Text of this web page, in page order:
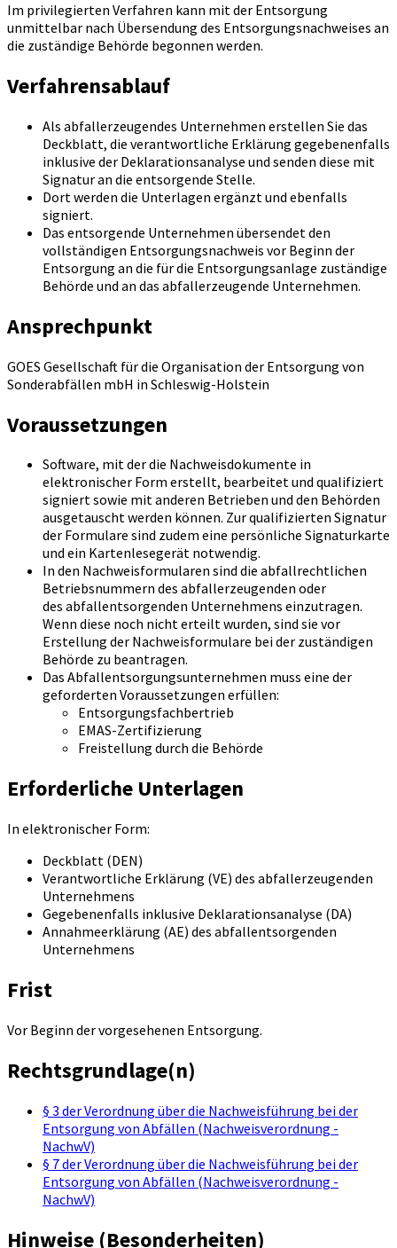
Im privilegierten Verfahren kann mit der Entsorgung
unmittelbar nach Übersendung des Entsorgungsnachweises an
die zuständige Behörde begonnen werden.
Verfahrensablauf
Als abfallerzeugendes Unternehmen erstellen Sie das
Deckblatt, die verantwortliche Erklärung gegebenenfalls
inklusive der Deklarationsanalyse und senden diese mit
Signatur an die entsorgende Stelle.
Dort werden die Unterlagen ergänzt und ebenfalls
signiert.
Das entsorgende Unternehmen übersendet den
vollständigen Entsorgungsnachweis vor Beginn der
Entsorgung an die für die Entsorgungsanlage zuständige
Behörde und an das abfallerzeugende Unternehmen.
Ansprechpunkt
GOES Gesellschaft für die Organisation der Entsorgung von
Sonderabfällen mbH in Schleswig-Holstein
Voraussetzungen
Software, mit der die Nachweisdokumente in
elektronischer Form erstellt, bearbeitet und qualifiziert
signiert sowie mit anderen Betrieben und den Behörden
ausgetauscht werden können. Zur qualifizierten Signatur
der Formulare sind zudem eine persönliche Signaturkarte
und ein Kartenlesegerät notwendig.
In den Nachweisformularen sind die abfallrechtlichen
Betriebsnummern des abfallerzeugenden oder
des abfallentsorgenden Unternehmens einzutragen.
Wenn diese noch nicht erteilt wurden, sind sie vor
Erstellung der Nachweisformulare bei der zuständigen
Behörde zu beantragen.
Das Abfallentsorgungsunternehmen muss eine der
geforderten Voraussetzungen erfüllen:
Entsorgungsfachbertrieb
EMAS-Zertifizierung
Freistellung durch die Behörde
Erforderliche Unterlagen
In elektronischer Form:
Deckblatt (DEN)
Verantwortliche Erklärung (VE) des abfallerzeugenden
Unternehmens
Gegebenenfalls inklusive Deklarationsanalyse (DA)
Annahmeerklärung (AE) des abfallentsorgenden
Unternehmens
Frist
Vor Beginn der vorgesehenen Entsorgung.
Rechtsgrundlage(n)
§ 3 der Verordnung über die Nachweisführung bei der
Entsorgung von Abfällen (Nachweisverordnung -
NachwV)
§ 7 der Verordnung über die Nachweisführung bei der
Entsorgung von Abfällen (Nachweisverordnung -
NachwV)
Hinweise (Besonderheiten)